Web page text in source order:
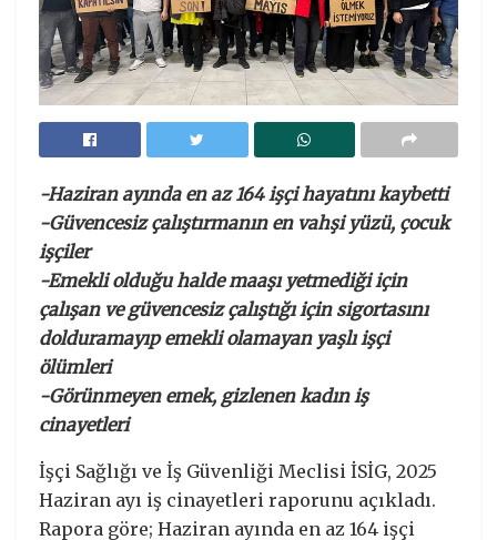
-Haziran ayında en az 164 işçi hayatını kaybetti
-Güvencesiz çalıştırmanın en vahşi yüzü, çocuk
işçiler
-Emekli olduğu halde maaşı yetmediği için
çalışan ve güvencesiz çalıştığı için sigortasını
dolduramayıp emekli olamayan yaşlı işçi
ölümleri
-Görünmeyen emek, gizlenen kadın iş
cinayetleri
İşçi Sağlığı ve İş Güvenliği Meclisi İSİG, 2025
Haziran ayı iş cinayetleri raporunu açıkladı.
Rapora göre; Haziran ayında en az 164 işçi